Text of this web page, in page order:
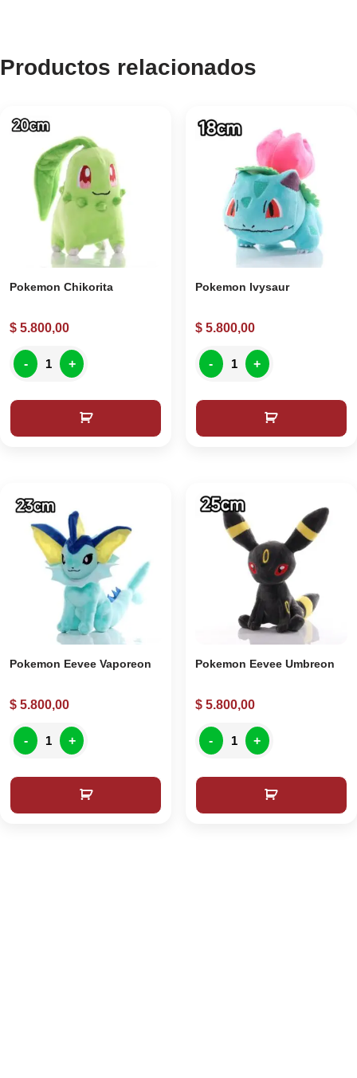
Productos relacionados
Pokemon Chikorita
$ 5.800,00
- +
Pokemon Ivysaur
$5.800,00
- +
Pokemon Eevee Vaporeon
$ 5.800,00
- +
Pokemon Eevee Umbreon
$5.800,00
- +